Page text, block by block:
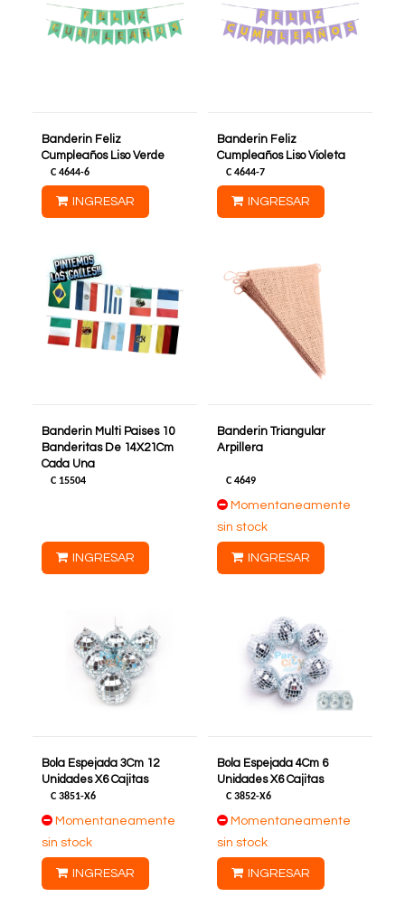
Banderin Feliz
Cumpleaños Liso Verde
C 4644-6
INGRESAR
Banderin Feliz
Cumpleaños Liso Violeta
C 4644-7
INGRESAR
Banderin Multi Paises 10
Banderitas De 14X21Cm
Cada Una
C 15504
INGRESAR
Banderin Triangular
Arpillera
C 4649
Momentaneamente
sin stock
INGRESAR
Bola Espejada 3Cm 12
Unidades X6 Cajitas
C 3851-X6
Momentaneamente
sin stock
INGRESAR
Bola Espejada 4Cm 6
Unidades X6 Cajitas
C 3852-X6
Momentaneamente
sin stock
INGRESAR